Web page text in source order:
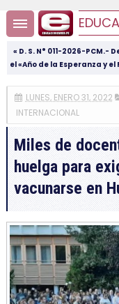
« D. S. N° 011-2026-
el «Año de la Esperanza y
LUNES, ENERO 31, 2022
INTERNACIONAL
Miles de
huelga para
vacunarse en